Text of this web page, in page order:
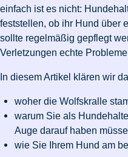
Wurzelbehandlung
Kieferorthopädie
Zur
für's
Krankenhaus
Zur
Artikelübersicht
Artikelübersicht
Gesunde
Ernährung
Workout
im
Zur
Artikelübersicht
Artikelübersicht
Zur
Artikelübersicht
Niederlande
KFZ-
Versicherung
Ausland
Zur
Artikelübersicht
bei
Katzen
Zur
Artikelübersicht
Kastration
beim
Hund
beim
Hund
Tierarzt-
Notdienst
Pferdesprache
Insektenschutz
für's
Pferd
Unfall
mit
Pferd
im
Jagd
mieten
Zur
Artikelübersicht
Herbst
Versicherungen
für
Zur
Artikelübersicht
Versicherungen
für
Familien
für
Senioren
Zur
Versicherungsschutz
bei
Modernisierung
Zur
einfach ist es nicht:
feststellen, ob ihr Hund über
sollte regelmäßig gepflegt
Verletzungen echte
In diesem Artikel klären wir
woher die Wolfskralle
warum Sie als
Auge darauf haben
wie Sie Ihrem Hund am